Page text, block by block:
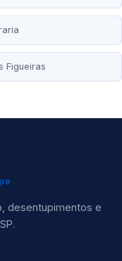
Figueiras
desentupimentos e